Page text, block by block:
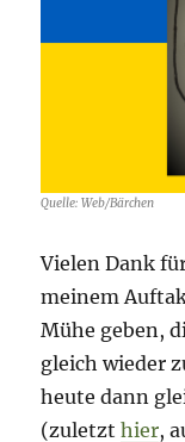
Quelle: Web/Bärchen
Vielen Dank
meinem
Mühe geben,
gleich wieder
heute dann
(zuletzthier,